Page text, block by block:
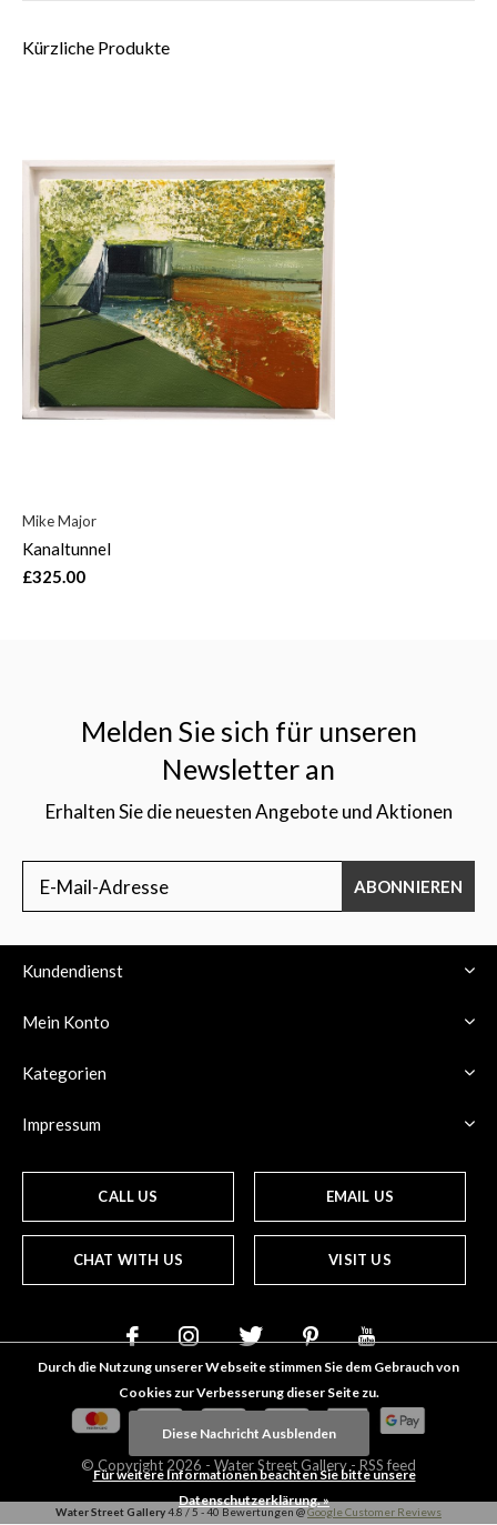
Kürzliche Produkte
Mike Major
Kanaltunnel
£325.00
Melden Sie sich für unseren
Newsletter an
Erhalten Sie die neuesten Angebote und Aktionen
ABONNIEREN
Kundendienst
Mein Konto
Kategorien
Impressum
CALL US EMAIL US
CHAT WITH US VISIT US
© Copyright 2026 - Water Street Gallery- RSS feed
Water Street Gallery4.8 / 5 -40 Bewertungen @Google Customer Reviews
Durch die Nutzung unserer Webseite stimmen Sie dem Gebrauch von
Cookies zur Verbesserung dieser Seite zu.
Diese Nachricht Ausblenden
Für weitere Informationen beachten Sie bitte unsere
Datenschutzerklärung. »